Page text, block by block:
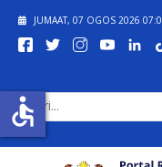
JUMAAT, 07 OGOS 2026
CARI...
accessible